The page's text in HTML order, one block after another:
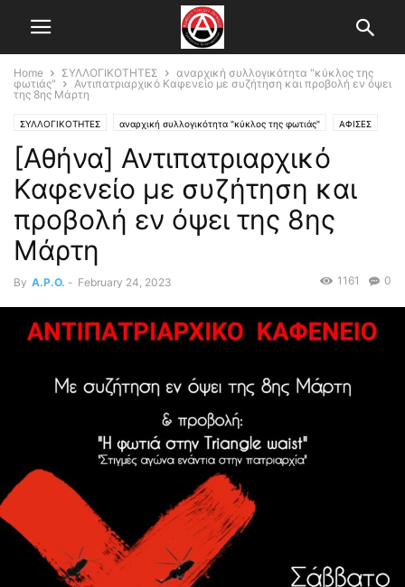
Home ΣΥΛΛΟΓΙΚΟΤΗΤΕΣ
αναρχική συλλογικότητα "κύκλος της
φωτιάς"
Αντιπατριαρχικό Καφενείο με συζήτηση και προβολή εν όψει
της 8ης Μάρτη
ΣΥΛΛΟΓΙΚΟΤΗΤΕΣ αναρχική συλλογικότητα "κύκλος της φωτιάς" ΑΦΙΣΕΣ
Εκδηλώσεις-Καλέσματα
[Αθήνα] Αντιπατριαρχικό
Καφενείο με συζήτηση και
προβολή εν όψει της 8ης
Μάρτη
By A.P.O. - February 24, 2023 0
1161